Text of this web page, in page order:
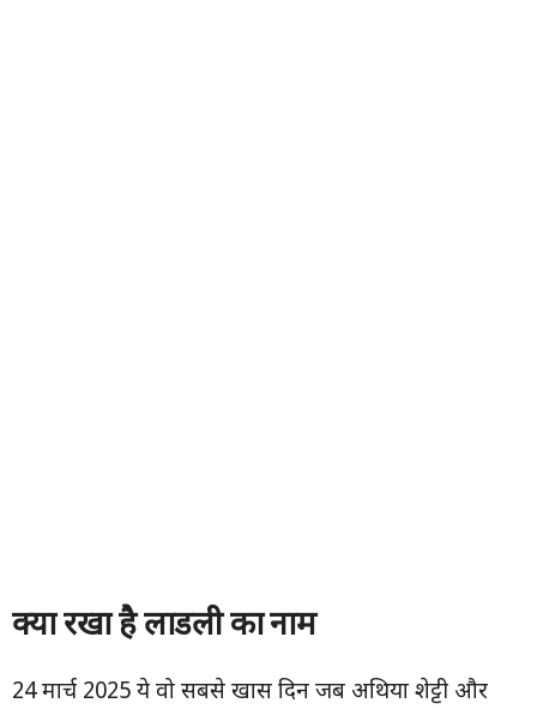
क्या रखा है लाडली का नाम
24 मार्च 2025 ये वो सबसे खास दिन जब अथिया शेट्टी और